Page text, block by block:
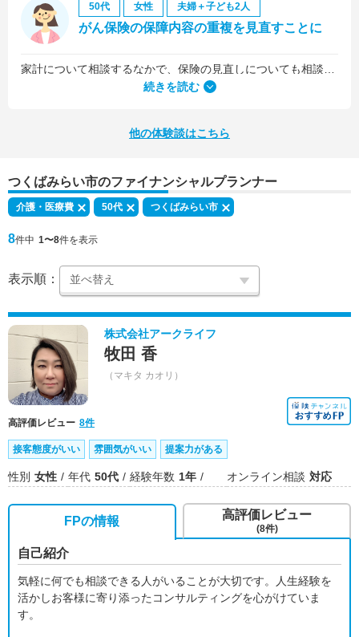
50代 女性 夫婦＋子ども2人
がん保険の保障内容の重複を見直すことに
続きを読む
他の体験談はこちら
つくばみらい市のファイナンシャルプランナー
介護・医療費 50代 つくばみらい市
8件中 1〜8件を表示
表示順：
株式会社アークライフ
牧田 香
（マキタ カオリ）
高評価レビュー 8件
接客態度がいい 雰囲気がいい 提案力がある
性別 女性 年代 50代 経験年数 1年 オンライン相談 対応
FPの情報
自己紹介
気軽に何でも相談できる人がいることが大切です。人生経験を
活かしお客様に寄り添ったコンサルティングを心がけていま
す。
高評価レビュー
(8件)